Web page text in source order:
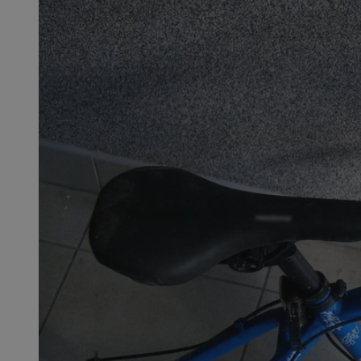
_ga_DEDM2KCVWQ
_ga
_clsk
FCCDCF
__eoi
VISITOR_INFO1_LIVE
MUID